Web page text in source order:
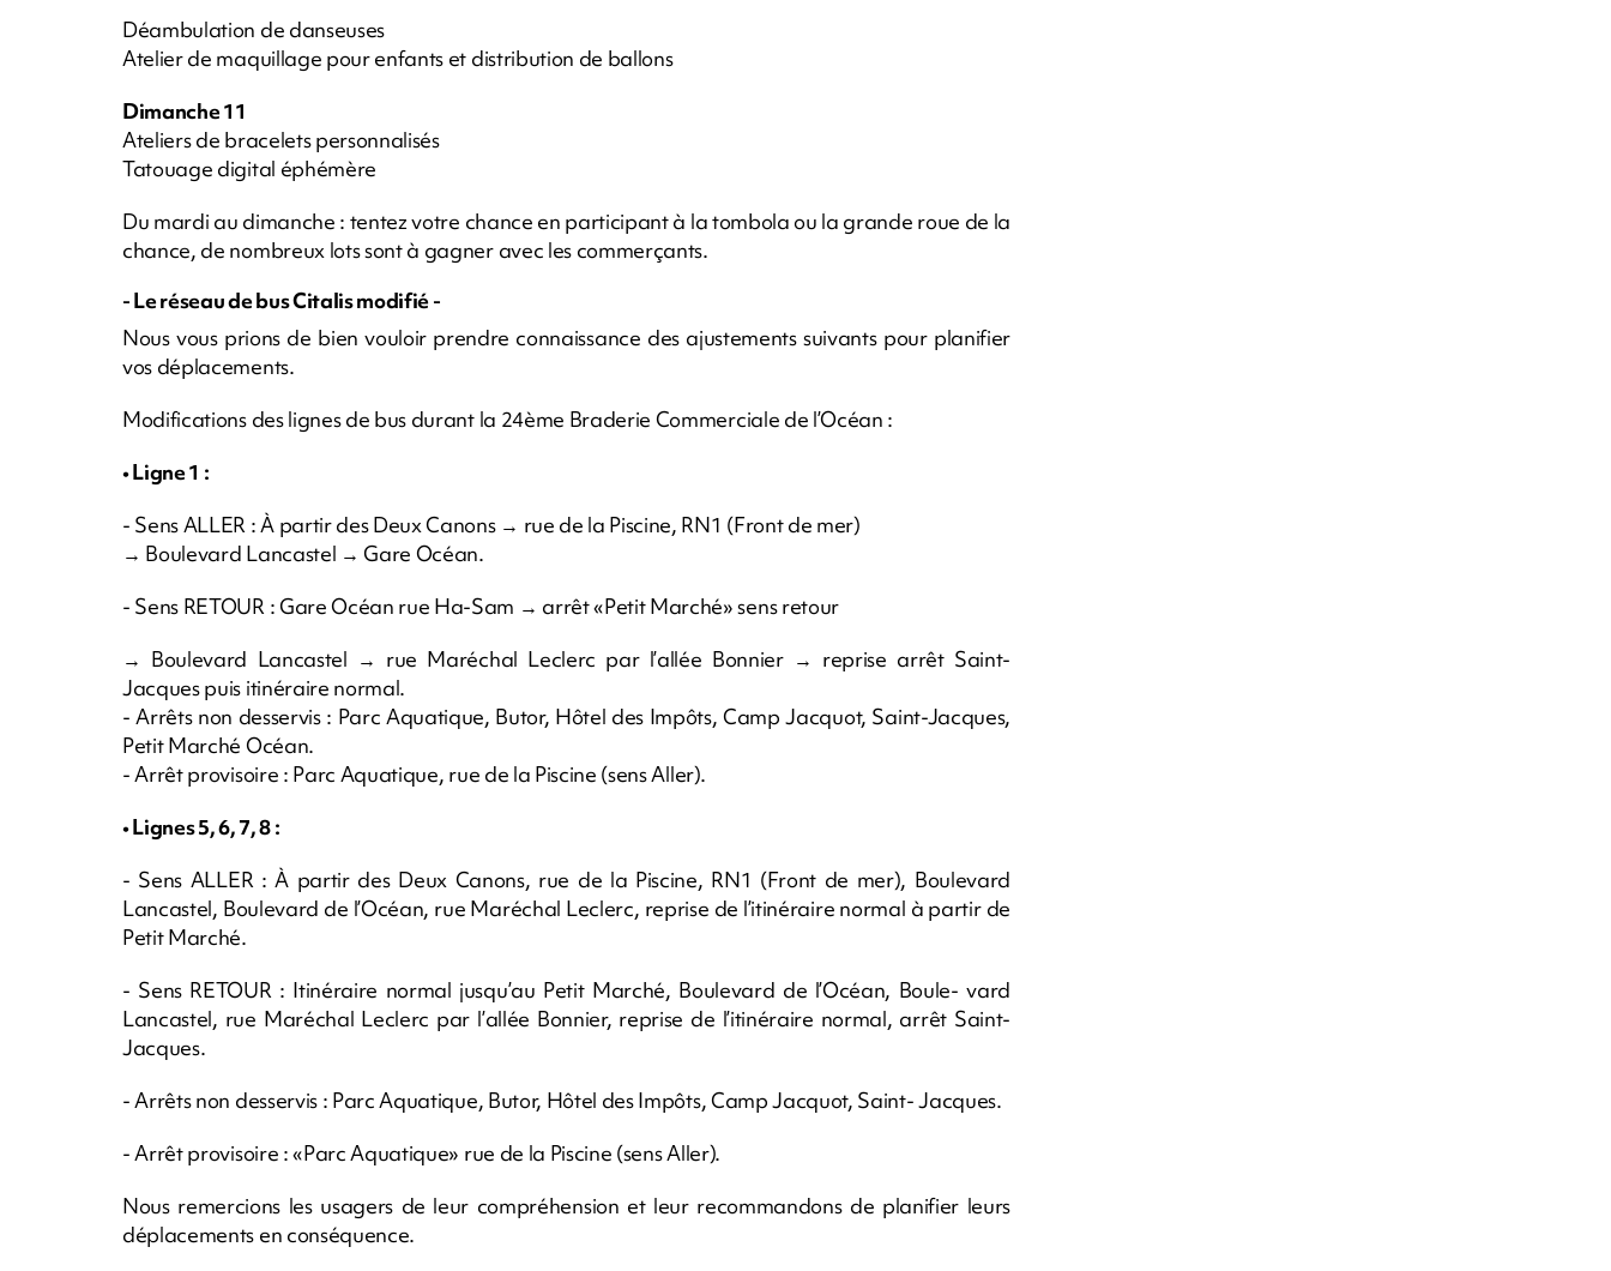
Déambulation de danseuses
Atelier de maquillage pour enfants et distribution de ballons
Dimanche 11
Ateliers de bracelets personnalisés
Tatouage digital éphémère
Du mardi au dimanche : tentez votre chance en participant à la tombola ou la grande roue de la
chance, de nombreux lots sont à gagner avec les commerçants.
- Le réseau de bus Citalis modifié -
Nous vous prions de bien vouloir prendre connaissance des ajustements suivants pour planifier
vos déplacements.
Modifications des lignes de bus durant la 24ème Braderie Commerciale de l’Océan :
• Ligne 1 :
- Sens ALLER : À partir des Deux Canons → rue de la Piscine, RN1 (Front de mer)
→ Boulevard Lancastel → Gare Océan.
- Sens RETOUR : Gare Océan rue Ha-Sam → arrêt «Petit Marché» sens retour
→ Boulevard Lancastel → rue Maréchal Leclerc par l’allée Bonnier → reprise arrêt Saint-
Jacques puis itinéraire normal.
- Arrêts non desservis : Parc Aquatique, Butor, Hôtel des Impôts, Camp Jacquot, Saint-Jacques,
Petit Marché Océan.
- Arrêt provisoire : Parc Aquatique, rue de la Piscine (sens Aller).
• Lignes 5, 6, 7, 8 :
- Sens ALLER : À partir des Deux Canons, rue de la Piscine, RN1 (Front de mer), Boulevard
Lancastel, Boulevard de l’Océan, rue Maréchal Leclerc, reprise de l’itinéraire normal à partir de
Petit Marché.
- Sens RETOUR : Itinéraire normal jusqu’au Petit Marché, Boulevard de l’Océan, Boule- vard
Lancastel, rue Maréchal Leclerc par l’allée Bonnier, reprise de l’itinéraire normal, arrêt Saint-
Jacques.
- Arrêts non desservis : Parc Aquatique, Butor, Hôtel des Impôts, Camp Jacquot, Saint- Jacques.
- Arrêt provisoire : «Parc Aquatique» rue de la Piscine (sens Aller).
Nous remercions les usagers de leur compréhension et leur recommandons de planifier leurs
déplacements en conséquence.